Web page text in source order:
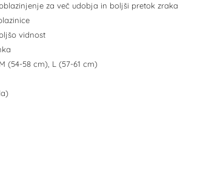
za več udobja in boljši pretok zraka
vidnost
(54-58 cm), L (57-61 cm)